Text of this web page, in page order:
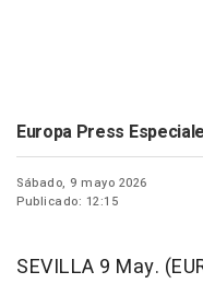
Europa Press
Sábado, 9 mayo 2026
Publicado: 12:15
SEVILLA 9 May.